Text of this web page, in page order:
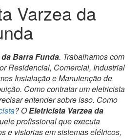
Varzea da
Barra Funda. Trabalhamos com
Residencial, Comercial, Industrial
Instalação e Manutenção de
Como contratar um eletricista
entender sobre isso. Como
? OEletricista Varzea da
profissional que executa
e vistorias em sistemas elétricos,